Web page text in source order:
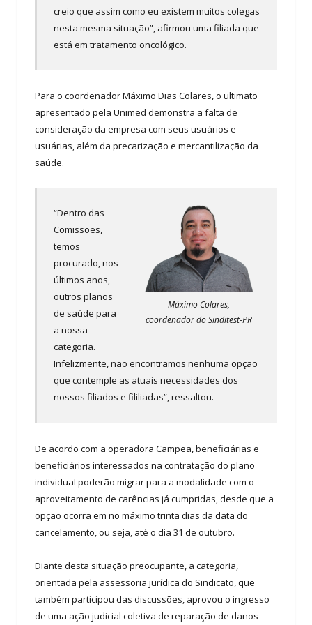
creio que assim como eu existem muitos colegas
nesta mesma situação”, afirmou uma filiada que
está em tratamento oncológico.
Para o coordenador Máximo Dias Colares, o ultimato
apresentado pela Unimed demonstra a falta de
consideração da empresa com seus usuários e
usuárias, além da precarização e mercantilização da
saúde.
Máximo Colares,
coordenador do Sinditest-PR
“Dentro das
Comissões,
temos
procurado, nos
últimos anos,
outros planos
de saúde para
a nossa
categoria.
Infelizmente, não encontramos nenhuma opção
que contemple as atuais necessidades dos
nossos filiados e fililiadas”, ressaltou.
De acordo com a operadora Campeã, beneficiárias e
beneficiários interessados na contratação do plano
individual poderão migrar para a modalidade com o
aproveitamento de carências já cumpridas, desde que a
opção ocorra em no máximo trinta dias da data do
cancelamento, ou seja, até o dia 31 de outubro.
Diante desta situação preocupante, a categoria,
orientada pela assessoria jurídica do Sindicato, que
também participou das discussões, aprovou o ingresso
de uma ação judicial coletiva de reparação de danos